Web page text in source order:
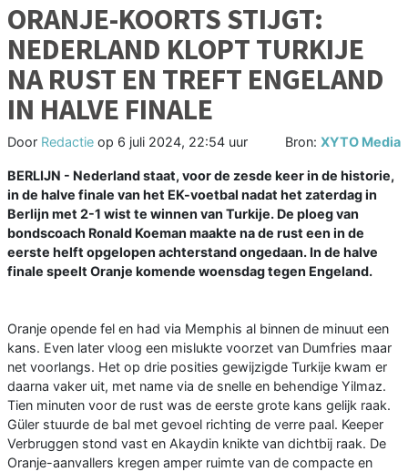
ORANJE-KOORTS STIJGT:
NEDERLAND KLOPT TURKIJE
NA RUST EN TREFT ENGELAND
IN HALVE FINALE
Door Redactie op 6 juli 2024, 22:54 uur Bron: XYTO Media
BERLIJN - Nederland staat, voor de zesde keer in de historie,
in de halve finale van het EK-voetbal nadat het zaterdag in
Berlijn met 2-1 wist te winnen van Turkije. De ploeg van
bondscoach Ronald Koeman maakte na de rust een in de
eerste helft opgelopen achterstand ongedaan. In de halve
finale speelt Oranje komende woensdag tegen Engeland.
Oranje opende fel en had via Memphis al binnen de minuut een
kans. Even later vloog een mislukte voorzet van Dumfries maar
net voorlangs. Het op drie posities gewijzigde Turkije kwam er
daarna vaker uit, met name via de snelle en behendige Yilmaz.
Tien minuten voor de rust was de eerste grote kans gelijk raak.
Güler stuurde de bal met gevoel richting de verre paal. Keeper
Verbruggen stond vast en Akaydin knikte van dichtbij raak. De
Oranje-aanvallers kregen amper ruimte van de compacte en